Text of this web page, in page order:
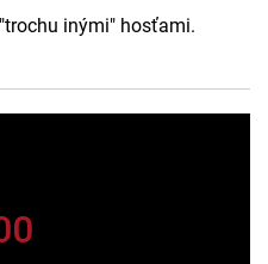
inými" hosťami.